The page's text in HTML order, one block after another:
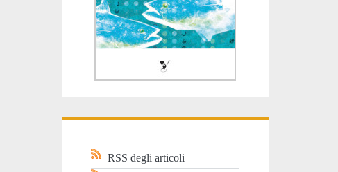
RSS degli articoli